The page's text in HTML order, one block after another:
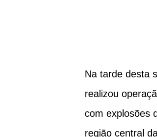
Na tarde desta
realizou
com explosões
região central